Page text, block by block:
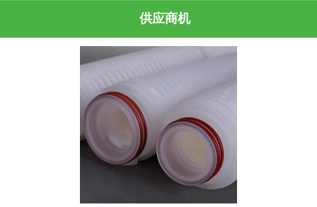
供应商机